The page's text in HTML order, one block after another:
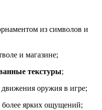
из символов и
и магазине;
текстуры;
оружия в игре;
более ярких ощущений;